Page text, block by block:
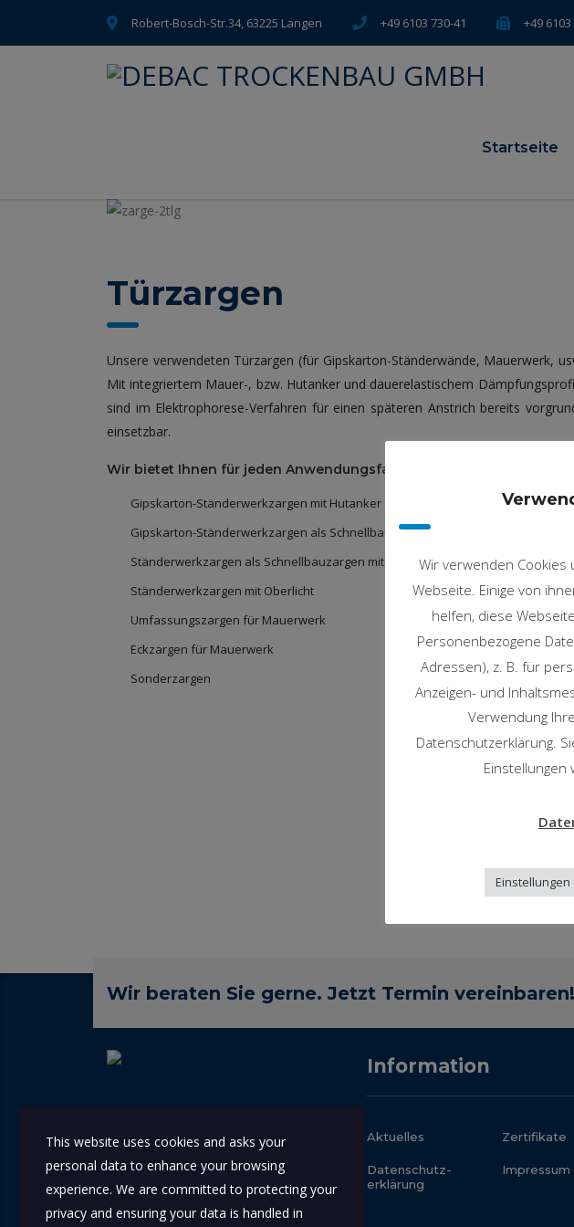
Robert-Bosch-Str.34, 63225 Langen +49 6103 730-41 +49
Startseite
Türzargen
Unsere verwendeten Türzargen (für Gipskarton-Ständerwände, Mauerwerk,
Mit integriertem Mauer-, bzw. Hutanker und dauerelastischem
sind im Elektrophorese-Verfahren für einen späteren Anstrich bereits
einsetzbar.
Wir bietet Ihnen für jeden Anwendungsfall die richtige Normzarge:
Gipskarton-Ständerwerkzargen mit Hutanker
Gipskarton-Ständerwerkzargen als Schnellbauzargen mit einer
Ständerwerkzargen als Schnellbauzargen mit einer unsichtbarer Befestigung
Ständerwerkzargen mit Oberlicht
Umfassungszargen für Mauerwerk
Eckzargen für Mauerwerk
Sonderzargen
Wir beraten Sie gerne. Jetzt Termin vereinbaren!
Nehmen Sie sich die Zeit und
überzeugen sich von unserer
Leistungsfähigkeit, denn nur wenn Sie
uns kennen - werden Sie uns und
unsere Arbeit verstehen.
Information
Aktuelles Zertifikate
Datenschutz­
erklärung
Impressum
Wir verwenden
Webseite. Einige von
helfen, diese
Personenbezogene
Adressen), z. B. für
Anzeigen- und
Verwendung
Datenschutzerklärung.
This website uses cookies and asks your
personal data to enhance your browsing
experience. We are committed to protecting your
privacy and ensuring your data is handled in